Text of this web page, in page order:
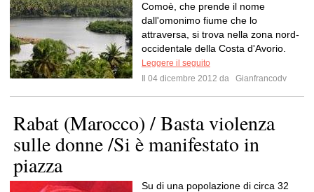
Comoè, che prende il nome
dall'omonimo fiume che lo
attraversa, si trova nella zona nord-
occidentale della Costa d'Avorio.
Leggere il seguito
Il 04 dicembre 2012 da
Gianfrancodv
Rabat (Marocco) / Basta violenza
sulle donne /Si è manifestato in
piazza
Su di una popolazione di circa 32